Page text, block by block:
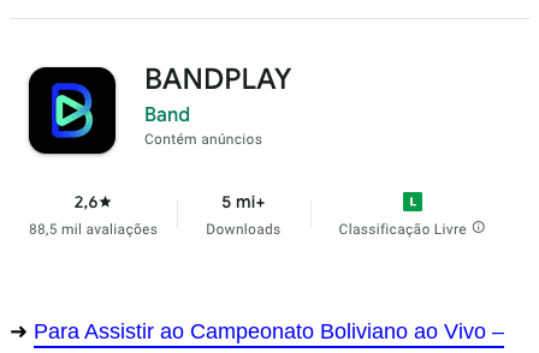
Para Assistir ao Campeonato Boliviano ao Vivo –